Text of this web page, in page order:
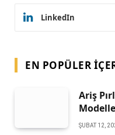
LinkedIn
EN POPÜLER
Ariş
ŞUBAT 12,